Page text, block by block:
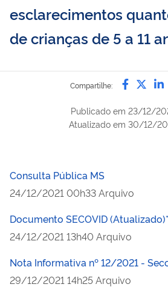
esclarecimentos
de crianças de 5 a 11
Compartilhe:
Publicado em 23/12/
Atualizado em 30/12/
Consulta Pública MS
publicado
24/12/2021 00h33Arquivo
Documento SECOVID (Atualizado)*
publicado
24/12/2021 13h40 Arquivo
Nota Informativa nº 12/2021 -
publicado
29/12/2021 14h25Arquivo